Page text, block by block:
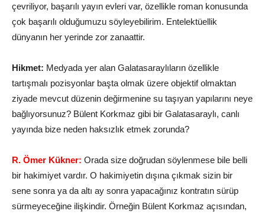
çevriliyor, başarılı yayın evleri var, özellikle roman konusunda
çok başarılı olduğumuzu söyleyebilirim. Entelektüellik
dünyanın her yerinde zor zanaattir.
Hikmet: Medyada yer alan Galatasaraylıların özellikle
tartışmalı pozisyonlar başta olmak üzere objektif olmaktan
ziyade mevcut düzenin değirmenine su taşıyan yapılarını neye
bağlıyorsunuz? Bülent Korkmaz gibi bir Galatasaraylı, canlı
yayında bize neden haksızlık etmek zorunda?
R. Ömer Kükner: Orada size doğrudan söylenmese bile belli
bir hakimiyet vardır. O hakimiyetin dışına çıkmak sizin bir
sene sonra ya da altı ay sonra yapacağınız kontratın sürüp
sürmeyeceğine ilişkindir. Örneğin Bülent Korkmaz açısından,